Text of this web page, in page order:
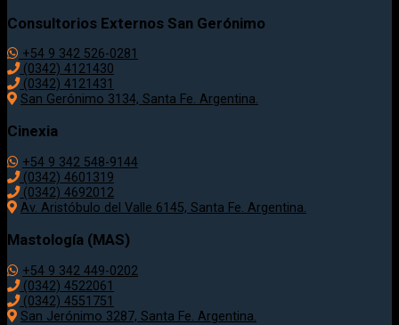
Consultorios Externos San Gerónimo
+54 9 342 526-0281
(0342) 4121430
(0342) 4121431
San Gerónimo 3134, Santa Fe. Argentina.
Cinexia
+54 9 342 548-9144
(0342) 4601319
(0342) 4692012
Av. Aristóbulo del Valle 6145, Santa Fe. Argentina.
Mastología (MAS)
+54 9 342 449-0202
(0342) 4522061
(0342) 4551751
San Jerónimo 3287, Santa Fe. Argentina.